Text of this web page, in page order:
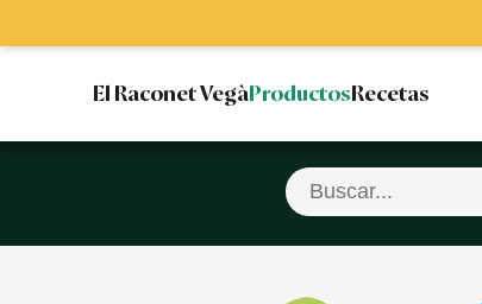
El Raconet VegàProductosRecetas